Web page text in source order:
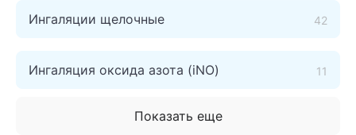
Ингаляции щелочные 42
Ингаляция оксида азота (iNO) 11
Показать еще